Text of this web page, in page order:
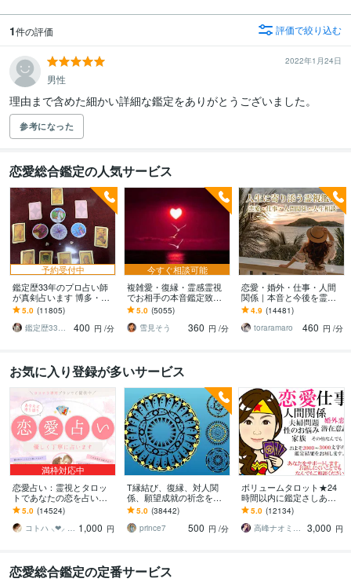
1件の評価 評価で絞り込む
2022年1月24日
男性
理由まで含めた細かい詳細な鑑定をありがとうございました。
参考になった
恋愛総合鑑定の人気サービス
予約受付中
鑑定歴33年のプロ占い師
が真剣占います 博多・廓
屋の純血統占い祈願師
雷鳥
5.0 (11805)
鑑定歴33年のプロ占い師 雷鳥
400 円 /分
今すぐ相談可能
複雑愛・復縁・霊感霊視
でお相手の本音鑑定致し
ます 降りて来た言葉をそ
のままお伝えします。
5.0 (5055)
雪見そう
360 円 /分
恋愛・婚外・仕事・人間
関係｜本音と今後を霊視
ます 現実重視の鑑定｜本
質と今後の行動を具体的
にお伝えします
4.9 (14481)
toraramaro
460 円 /分
お気に入り登録が多いサービス
満枠対応中
恋愛占い：霊視とタロッ
トであなたの恋を占いま
す 復縁・片想い・複雑
愛・夫婦問題…お悩みに
優しく寄り添います♡
5.0 (14524)
コトハ ⸜❤︎⸝ 新サービス提供開始✨️ 1,000 円
T縁結び、復縁、対人関
係、願望成就の祈念を承
ります 対象者の思いと状
況、対象者との対話、祈
念
5.0 (38442)
prince7
500 円 /分
ボリュームタロット★24
時間以内に鑑定さしあげ
ます 3000文字以上の鑑定
★希望者のみ一部カード
開示サービスあり
5.0 (12134)
高峰ナオミ タロット占い師
3,000 円
恋愛総合鑑定の定番サービス